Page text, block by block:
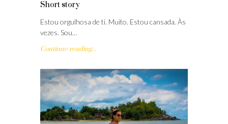
Short story
Estou orgulhosa de ti. Muito. Estou cansada. Às
vezes. Sou…
Continue reading...